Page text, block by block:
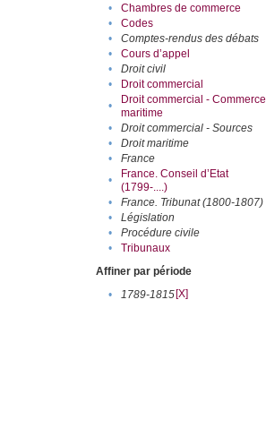
•
Chambres de commerce
•
Codes
•
Comptes-rendus des débats
•
Cours d’appel
•
Droit civil
•
Droit commercial
•
Droit commercial - Commerce
maritime
• Droit commercial - Sources
•
Droit maritime
•
France
•
France. Conseil d’Etat
(1799-....)
• France. Tribunat (1800-1807)
•
Législation
•
Procédure civile
•
Tribunaux
Affiner par période
•
1789-1815[X]